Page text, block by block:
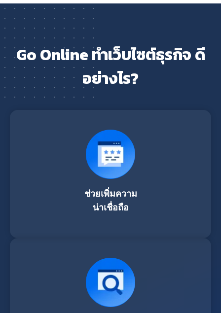
Go Online ทำเว็บไซต์ธุรกิจ ดี
อย่างไร?
ช่วยเพิ่มความ
น่าเชื่อถือ